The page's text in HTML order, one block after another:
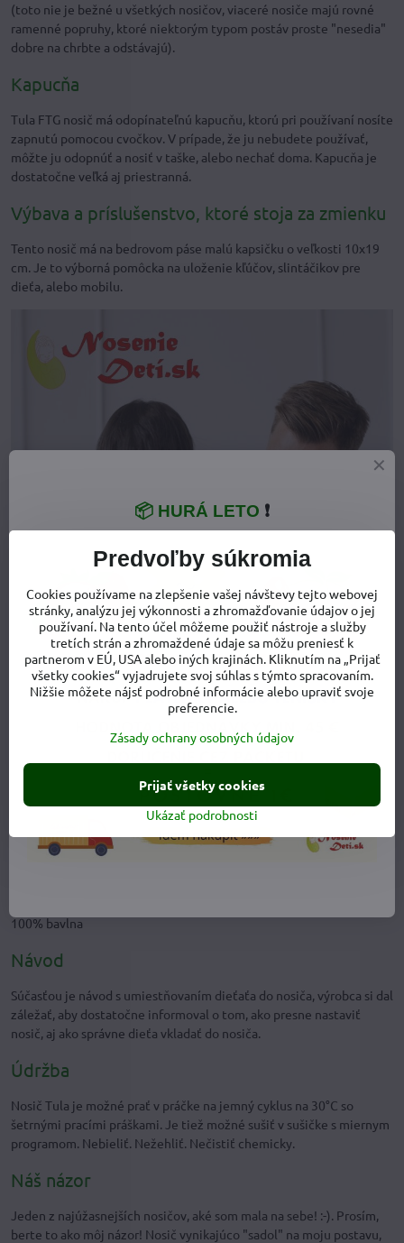
(toto nie je bežné u všetkých nosičov, viaceré nosiče majú rovné
ramenné popruhy, ktoré niektorým typom postáv proste "nesedia"
dobre na chrbte a odstávajú).
Kapucňa
Tula FTG nosič má odopínateľnú kapucňu, ktorú pri používaní nosíte
zapnutú pomocou cvočkov. V prípade, že ju nebudete používať,
môžte ju odopnúť a nosiť v taške, alebo nechať doma. Kapucňa je
dostatočne veľká aj priestranná.
Výbava a príslušenstvo, ktoré stoja za zmienku
Tento nosič má na bedrovom páse malú kapsičku o veľkosti 10x19
cm. Je to výborná pomôcka na uloženie kľúčov, slintáčikov pre
dieťa, alebo mobilu.
100% bavlna
Návod
Súčasťou je návod s umiestňovaním dieťaťa do nosiča, výrobca si dal
záležať, aby dostatočne informoval o tom, ako presne nastaviť
nosič, aj ako správne dieťa vkladať do nosiča.
Údržba
Nosič Tula je možné prať v práčke na jemný cyklus na 30°C so
šetrnými pracími práškami. Je tiež možné sušiť v sušičke s miernym
programom. Nebieliť. Nežehliť. Nečistiť chemicky.
Náš názor
Jeden z najúžasnejších nosičov, aké som mala na sebe! :-). Prosím,
berte to ako môj názor! Nosič vynikajúco "sadol" na moju postavu,
Predvoľby súkromia
Cookies používame na zlepšenie vašej návštevy tejto webovej
stránky, analýzu jej výkonnosti a zhromažďovanie údajov o jej
používaní. Na tento účel môžeme použiť nástroje a služby
tretích strán a zhromaždené údaje sa môžu preniesť k
partnerom v EÚ, USA alebo iných krajinách. Kliknutím na „Prijať
všetky cookies“ vyjadrujete svoj súhlas s týmto spracovaním.
Nižšie môžete nájsť podrobné informácie alebo upraviť svoje
preferencie.
Zásady ochrany osobných údajov
Ukázať podrobnosti
Prijať všetky cookies
📦 HURÁ LETO ❗